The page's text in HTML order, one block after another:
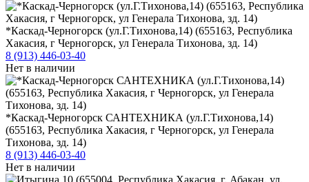
*Каскад-Черногорск (ул.Г.Тихонова,14) (655163, Республика
Хакасия, г Черногорск, ул Генерала Тихонова, зд. 14)
8 (913) 446-03-40
Нет в наличии
*Каскад-Черногорск САНТЕХНИКА (ул.Г.Тихонова,14)
(655163, Республика Хакасия, г Черногорск, ул Генерала
Тихонова, зд. 14)
8 (913) 446-03-40
Нет в наличии